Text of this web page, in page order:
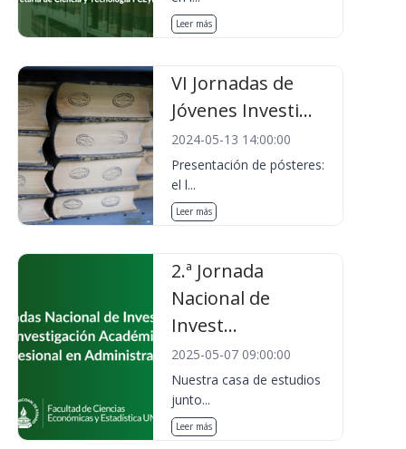
Leer más
VI Jornadas de
Jóvenes Investi...
2024-05-13 14:00:00
Presentación de pósteres:
el l...
Leer más
2.ª Jornada
Nacional de
Invest...
2025-05-07 09:00:00
Nuestra casa de estudios
junto...
Leer más